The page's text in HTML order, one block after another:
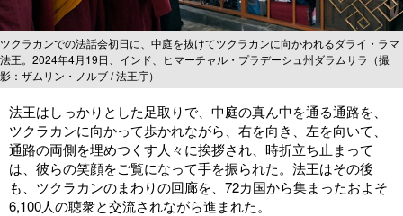
ツクラカンでの法話会初日に、中庭を抜けてツクラカンに向かわれるダライ・ラマ
法王。2024年4月19日、インド、ヒマーチャル・プラデーシュ州ダラムサラ（撮
影：ザムリン・ノルブ / 法王庁）
法王はしっかりとした足取りで、中庭の真ん中を通る通路を、
ツクラカンに向かって歩かれながら、右を向き、左を向いて、
通路の両側を埋めつくす人々に挨拶され、時折立ち止まって
は、彼らの笑顔をご覧になって手を振られた。法王はその後
も、ツクラカンのまわりの回廊を、72カ国から集まったおよそ
6,100人の聴衆と交流されながら進まれた。